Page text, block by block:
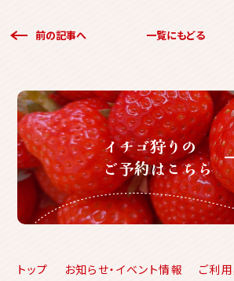
前の記事へ 一覧にもどる
イチゴ狩りの
ご予約はこちら
トップ お知らせ・イベント情報
ご利